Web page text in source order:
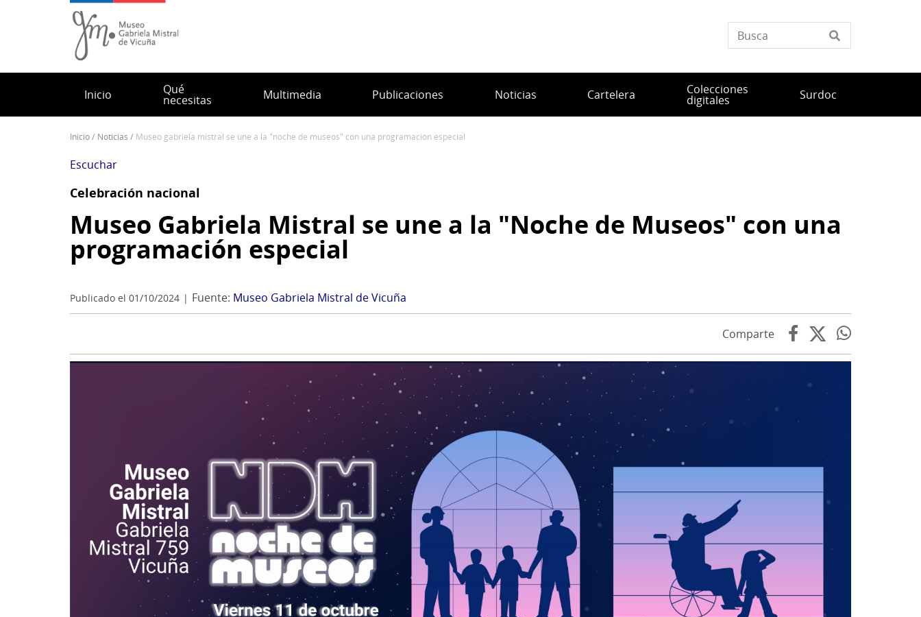
Inicio Qué
necesitas Multimedia Publicaciones Noticias Cartelera Colecciones
digitales Surdoc
Sobrescribir
enlaces
de
ayuda
a
la
navegación
inicio noticias museo gabriela mistral se une a la "noche de museos" con una programación especial
Escuchar
Celebración nacional
Museo Gabriela Mistral se une a la "Noche de Museos" con una
programación especial
Publicado el 01/10/2024 Fuente: Museo Gabriela Mistral de Vicuña
Comparte